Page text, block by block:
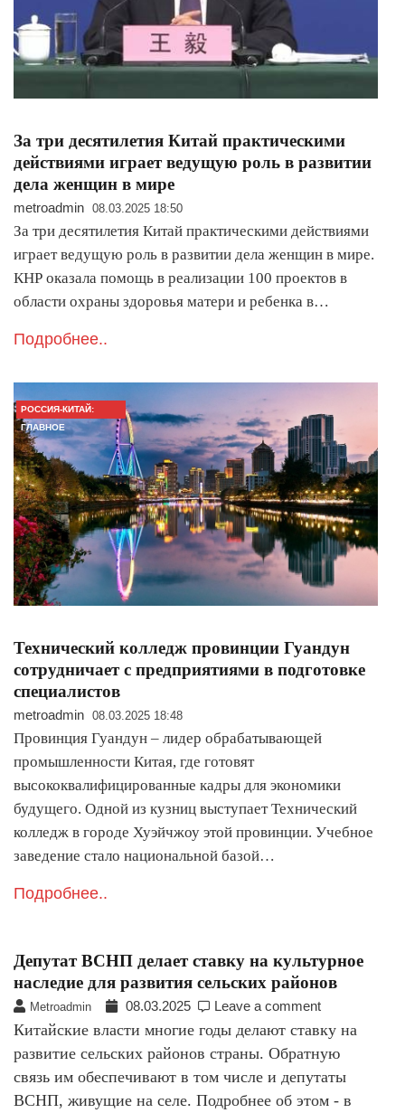
За три десятилетия Китай практическими
действиями играет ведущую роль в развитии
дела женщин в мире
metroadmin 08.03.2025 18:50
За три десятилетия Китай практическими действиями
играет ведущую роль в развитии дела женщин в мире.
КНР оказала помощь в реализации 100 проектов в
области охраны здоровья матери и ребенка в…
Подробнее..
РОССИЯ-КИТАЙ:
ГЛАВНОЕ
Технический колледж провинции Гуандун
сотрудничает с предприятиями в подготовке
специалистов
metroadmin 08.03.2025 18:48
Провинция Гуандун – лидер обрабатывающей
промышленности Китая, где готовят
высококвалифицированные кадры для экономики
будущего. Одной из кузниц выступает Технический
колледж в городе Хуэйчжоу этой провинции. Учебное
заведение стало национальной базой…
Подробнее..
Депутат ВСНП делает ставку на культурное
наследие для развития сельских районов
Metroadmin 08.03.2025 Leave a comment
Китайские власти многие годы делают ставку на
развитие сельских районов страны. Обратную
связь им обеспечивают в том числе и депутаты
ВСНП, живущие на селе. Подробнее об этом - в